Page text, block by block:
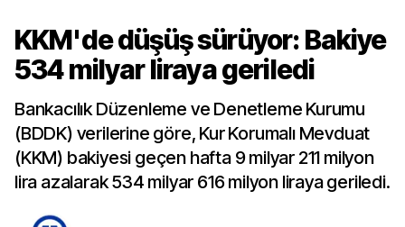
KKM'de düşüş sürüyor: Bakiye
534 milyar liraya geriledi
Bankacılık Düzenleme ve Denetleme Kurumu
(BDDK) verilerine göre, Kur Korumalı Mevduat
(KKM) bakiyesi geçen hafta 9 milyar 211 milyon
lira azalarak 534 milyar 616 milyon liraya geriledi.